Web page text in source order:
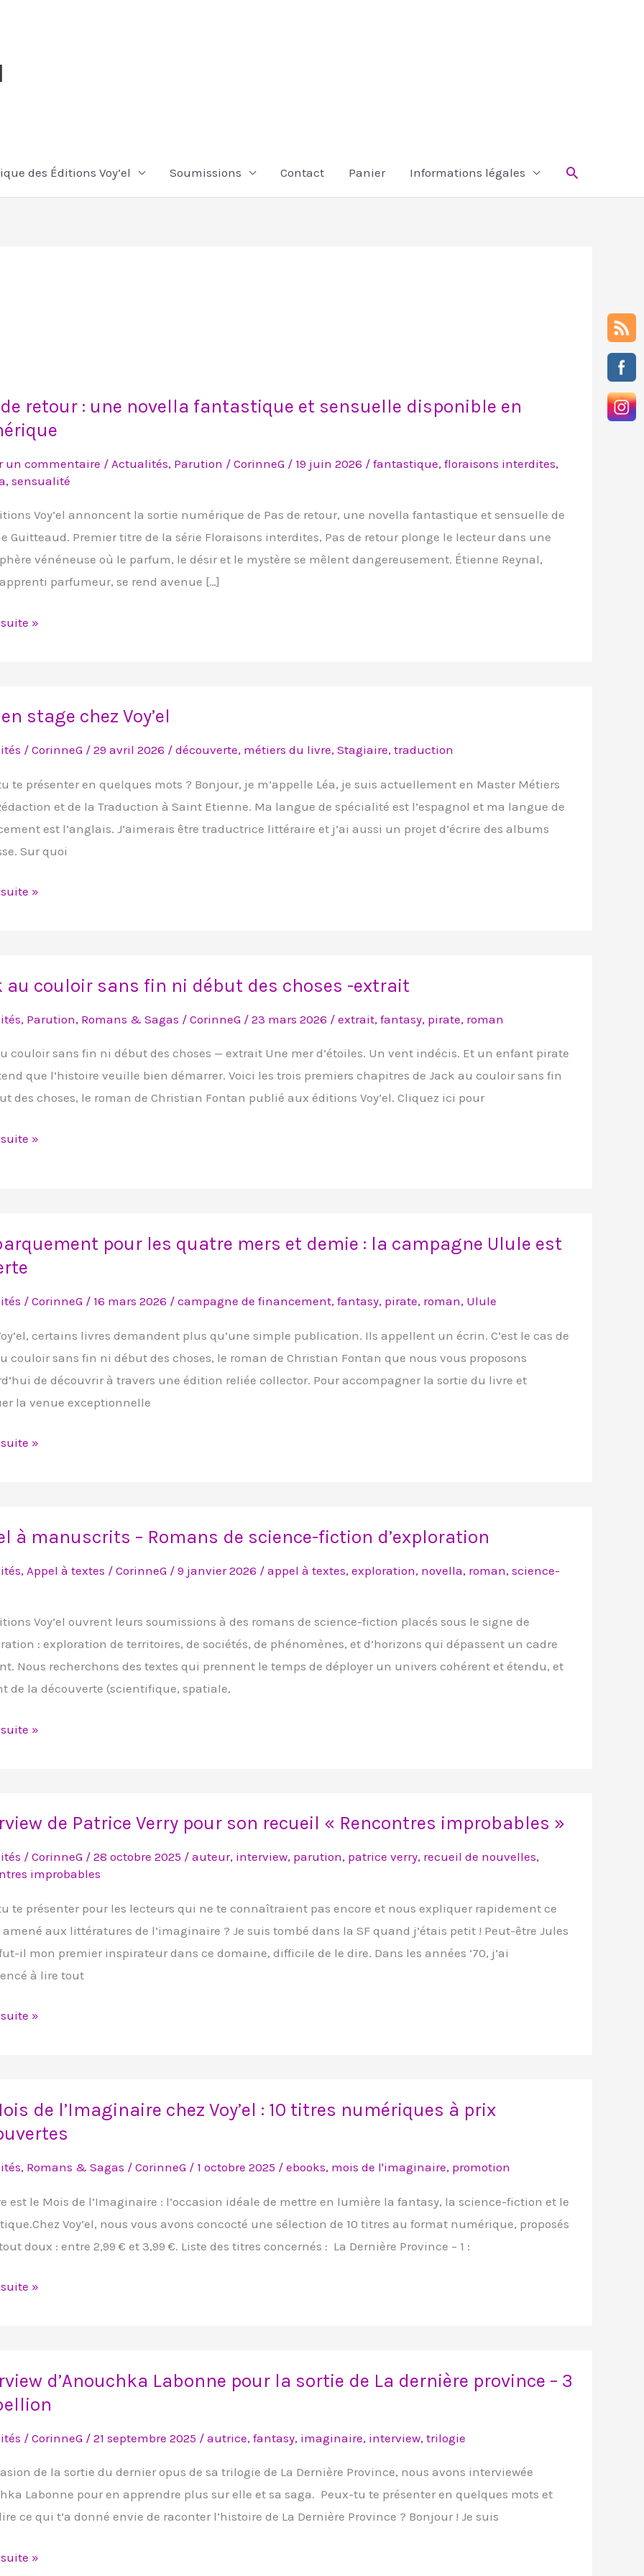
des Éditions Voy’el Soumissions Contact Panier Informations légales Rechercher
retour : une novella fantastique et sensuelle disponible en
un commentaire / Actualités, Parution / CorinneG / 19 juin 2026 / fantastique, floraisons interdites,
, sensualité
Voy’el annoncent la sortie numérique de Pas de retour, une novella fantastique et sensuelle de
Guitteaud. Premier titre de la série Floraisons interdites, Pas de retour plonge le lecteur dans une
vénéneuse où le parfum, le désir et le mystère se mêlent dangereusement. Étienne Reynal,
parfumeur, se rend avenue […]
»
stage chez Voy’el
/ CorinneG / 29 avril 2026 / découverte, métiers du livre, Stagiaire, traduction
te présenter en quelques mots ? Bonjour, je m’appelle Léa, je suis actuellement en Master Métiers
et de la Traduction à Saint Etienne. Ma langue de spécialité est l’espagnol et ma langue de
est l’anglais. J’aimerais être traductrice littéraire et j’ai aussi un projet d’écrire des albums
Sur quoi
»
au couloir sans fin ni début des choses -extrait
, Parution, Romans & Sagas / CorinneG / 23 mars 2026 / extrait, fantasy, pirate, roman
couloir sans fin ni début des choses — extrait Une mer d’étoiles. Un vent indécis. Et un enfant pirate
que l’histoire veuille bien démarrer. Voici les trois premiers chapitres de Jack au couloir sans fin
des choses, le roman de Christian Fontan publié aux éditions Voy’el. Cliquez ici pour
»
pour les quatre mers et demie : la campagne Ulule est
/ CorinneG / 16 mars 2026 / campagne de financement, fantasy, pirate, roman, Ulule
certains livres demandent plus qu’une simple publication. Ils appellent un écrin. C’est le cas de
couloir sans fin ni début des choses, le roman de Christian Fontan que nous vous proposons
de découvrir à travers une édition reliée collector. Pour accompagner la sortie du livre et
la venue exceptionnelle
»
à manuscrits – Romans de science-fiction d’exploration
, Appel à textes / CorinneG / 9 janvier 2026 / appel à textes, exploration, novella, roman, science-
Voy’el ouvrent leurs soumissions à des romans de science-fiction placés sous le signe de
: exploration de territoires, de sociétés, de phénomènes, et d’horizons qui dépassent un cadre
Nous recherchons des textes qui prennent le temps de déployer un univers cohérent et étendu, et
de la découverte (scientifique, spatiale,
»
de Patrice Verry pour son recueil « Rencontres improbables »
/ CorinneG / 28 octobre 2025 / auteur, interview, parution, patrice verry, recueil de nouvelles,
improbables
te présenter pour les lecteurs qui ne te connaîtraient pas encore et nous expliquer rapidement ce
amené aux littératures de l’imaginaire ? Je suis tombé dans la SF quand j’étais petit ! Peut-être Jules
il mon premier inspirateur dans ce domaine, difficile de le dire. Dans les années ’70, j’ai
à lire tout
»
»
de l’Imaginaire chez Voy’el : 10 titres numériques à prix
, Romans & Sagas / CorinneG / 1 octobre 2025 / ebooks, mois de l'imaginaire, promotion
est le Mois de l’Imaginaire : l’occasion idéale de mettre en lumière la fantasy, la science-fiction et le
Voy’el, nous vous avons concocté une sélection de 10 titres au format numérique, proposés
doux : entre 2,99 € et 3,99 €. Liste des titres concernés : La Dernière Province – 1 :
»
d’Anouchka Labonne pour la sortie de La dernière province – 3
/ CorinneG / 21 septembre 2025 / autrice, fantasy, imaginaire, interview, trilogie
de la sortie du dernier opus de sa trilogie de La Dernière Province, nous avons interviewée
Labonne pour en apprendre plus sur elle et sa saga. Peux-tu te présenter en quelques mots et
ce qui t’a donné envie de raconter l’histoire de La Dernière Province ? Bonjour ! Je suis
»